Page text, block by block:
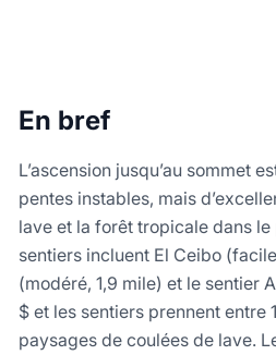
En bref
L’ascension jusqu’au sommet
pentes instables, mais
lave et la forêt tropicale dans
sentiers incluent El Ceibo
(modéré, 1,9 mile) et le sentier
$ et les sentiers prennent entre
paysages de coulées de lave.